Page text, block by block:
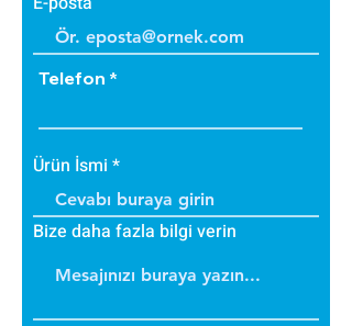
Telefon
Ürün İsmi
Bize daha fazla bilgi verin